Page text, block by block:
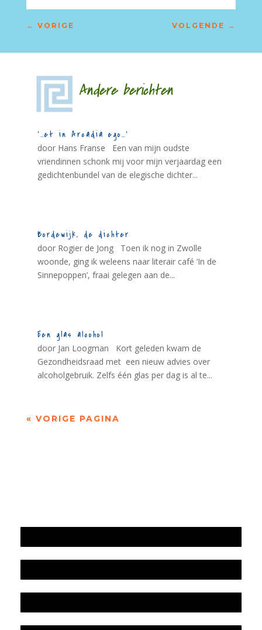
← VORIGE VOLGENDE →
Andere berichten
‘…et in Arcadia ego…’
door Hans Franse Een van mijn oudste
vriendinnen schonk mij voor mijn verjaardag een
gedichtenbundel van de elegische dichter...
Bordewijk, de dichter
door Rogier de Jong Toen ik nog in Zwolle
woonde, ging ik weleens naar literair café ‘In de
Sinnepoppen’, fraai gelegen aan de...
Een glas alcohol
door Jan Loogman Kort geleden kwam de
Gezondheidsraad met een nieuw advies over
alcoholgebruik. Zelfs één glas per dag is al te...
« VORIGE PAGINA